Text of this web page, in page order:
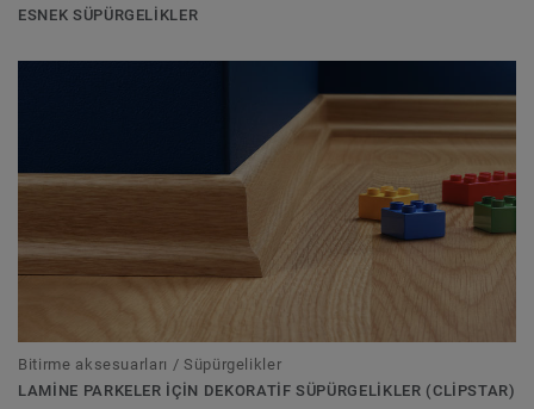
ESNEK SÜPÜRGELIKLER
Bitirme aksesuarları / Süpürgelikler
LAMINE PARKELER IÇIN DEKORATIF SÜPÜRGELIKLER (CLIPSTAR)